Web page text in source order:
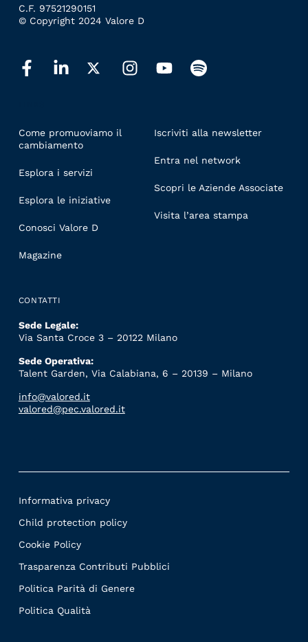
C.F. 97521290151
© Copyright 2024 Valore D
Come promuoviamo il
cambiamento
Esplora i servizi
Esplora le iniziative
Conosci Valore D
Magazine
Iscriviti alla newsletter
Entra nel network
Scopri le Aziende Associate
Visita l’area stampa
CONTATTI
Sede Legale:
Via Santa Croce 3 – 20122 Milano
Sede Operativa:
Talent Garden, Via Calabiana, 6 – 20139 – Milano
info@valored.it
valored@pec.valored.it
Informativa privacy
Child protection policy
Cookie Policy
Trasparenza Contributi Pubblici
Politica Parità di Genere
Politica Qualità